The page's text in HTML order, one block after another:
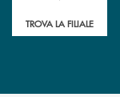
TROVA LA FILIALE